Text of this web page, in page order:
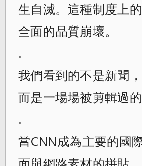
生自滅。這種制度上
全面的品質崩壞。
.
我們看到的不是新聞，
而是一場場被剪輯過的
.
當CNN成為主要的國